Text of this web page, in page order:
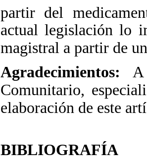
partir del
actual legislación lo
magistral a partir de
Agradecimientos: A
Comunitario,
elaboración de este
BIBLIOGRAFÍA